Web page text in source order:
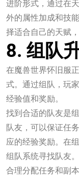
进阶形式，通过在
外的属性加成和技
择适合自己的天赋
8. 组队
在魔兽世界怀旧服
式。通过组队，玩
经验值和奖励。
找到合适的队友是
队友，可以保证任
应的经验奖励。在
组队系统寻找队友。
合理分配任务和副